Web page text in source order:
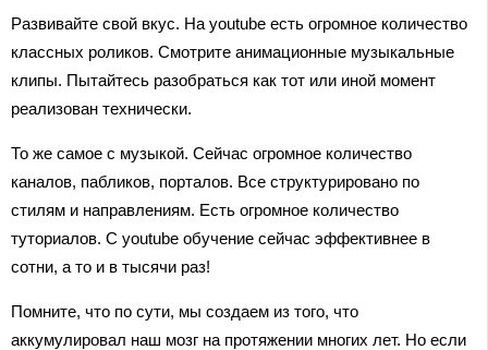
Развивайте свой вкус. На youtube есть огромное количество
классных роликов. Смотрите анимационные музыкальные
клипы. Пытайтесь разобраться как тот или иной момент
реализован технически.
То же самое с музыкой. Сейчас огромное количество
каналов, пабликов, порталов. Все структурировано по
стилям и направлениям. Есть огромное количество
туториалов. С youtube обучение сейчас эффективнее в
сотни, а то и в тысячи раз!
Помните, что по сути, мы создаем из того, что
аккумулировал наш мозг на протяжении многих лет. Но если